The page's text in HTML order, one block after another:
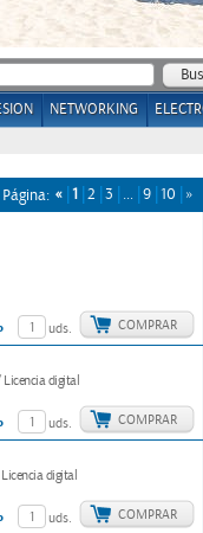
NETWORKING
Página: « 1 2 3 … 9 10 »
uds. COMPRAR
digital
uds. COMPRAR
digital
uds. COMPRAR